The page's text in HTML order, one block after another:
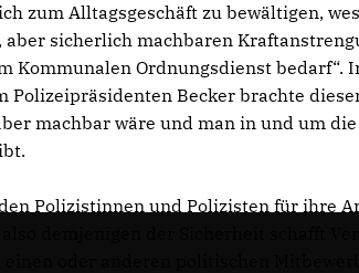
zum Alltagsgeschäft zu bewältigen,
aber sicherlich machbaren
Kommunalen Ordnungsdienst bedarf“.
Polizeipräsidenten Becker brachte
machbar wäre und man in und um die
Polizistinnen und Polizisten für ihre
oder anderen politischen